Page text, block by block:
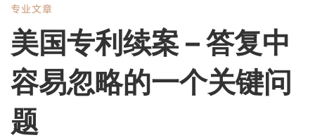
美
国
专
专业文章
美国专利续案 – 答复中
容易忽略的一个关键问
题